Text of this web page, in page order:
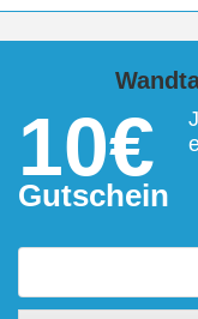
10€
Gutschein